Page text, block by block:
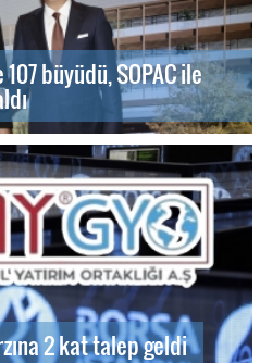
büyüdü, SOPAC ile
2 kat talep geldi